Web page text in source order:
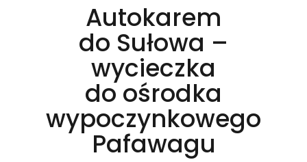
Autokarem
do Sułowa –
wycieczka
do ośrodka
wypoczynkowego
Pafawagu